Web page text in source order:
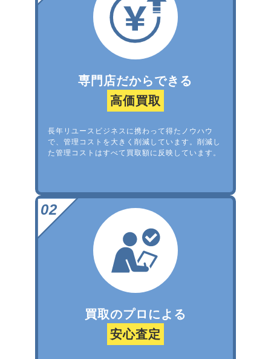
専門店だからできる
高価買取
長年リユースビジネスに携わって得たノウハウ
で、管理コストを大きく削減しています。削減し
た管理コストはすべて買取額に反映しています。
買取のプロによる
安心査定